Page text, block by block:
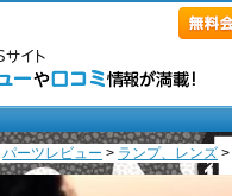
パーツレビュー > ランプ、レンズ >